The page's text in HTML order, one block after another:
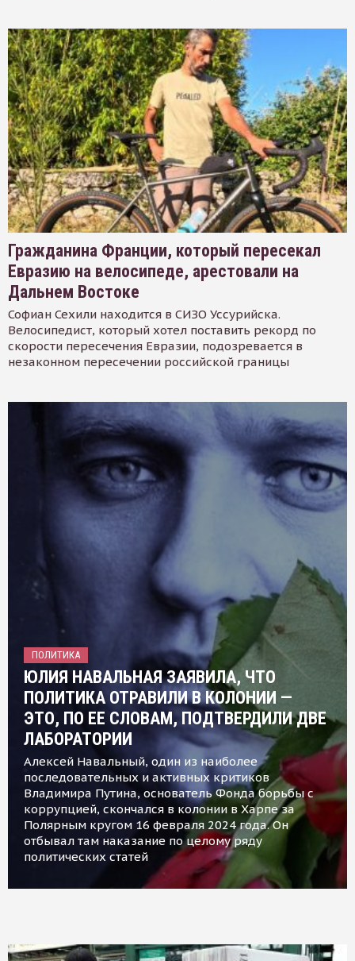
Гражданина Франции, который пересекал
Евразию на велосипеде, арестовали на
Дальнем Востоке
Софиан Сехили находится в СИЗО Уссурийска.
Велосипедист, который хотел поставить рекорд по
скорости пересечения Евразии, подозревается в
незаконном пересечении российской границы
ПОЛИТИКА
ЮЛИЯ НАВАЛЬНАЯ ЗАЯВИЛА, ЧТО
ПОЛИТИКА ОТРАВИЛИ В КОЛОНИИ —
ЭТО, ПО ЕЕ СЛОВАМ, ПОДТВЕРДИЛИ ДВЕ
ЛАБОРАТОРИИ
Алексей Навальный, один из наиболее
последовательных и активных критиков
Владимира Путина, основатель Фонда борьбы с
коррупцией, скончался в колонии в Харпе за
Полярным кругом 16 февраля 2024 года. Он
отбывал там наказание по целому ряду
политических статей